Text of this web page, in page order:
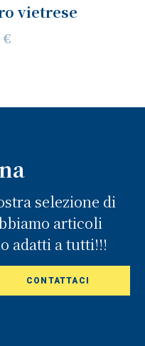
vietrese
€
selezione di
articoli
adatti a tutti!!!
CONTATTACI